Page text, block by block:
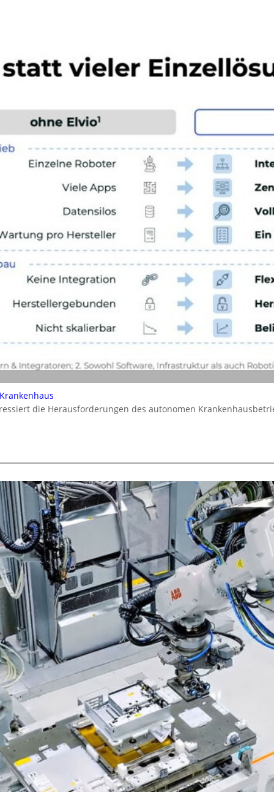
die Herausforderungen des autonomen